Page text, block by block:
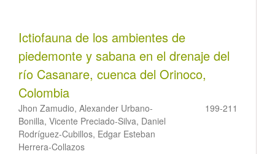
Ictiofauna de los ambientes de
piedemonte y sabana en el drenaje del
río Casanare, cuenca del Orinoco,
Colombia
Jhon Zamudio, Alexander Urbano-
Bonilla, Vicente Preciado-Silva, Daniel
Rodríguez-Cubillos, Edgar Esteban
Herrera-Collazos
199-211